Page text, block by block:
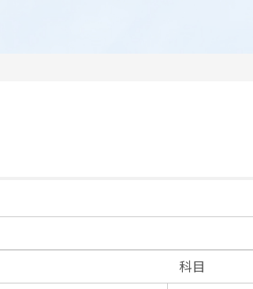
科目